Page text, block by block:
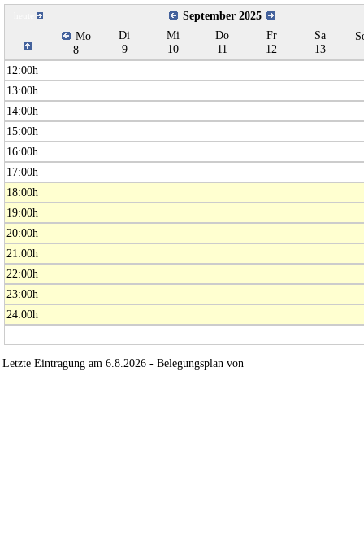
September 2025
Mo
8
Di
9
Mi
10
Do
11
Fr
12
Sa
13
12:00h
13:00h
14:00h
15:00h
16:00h
17:00h
18:00h
19:00h
20:00h
21:00h
22:00h
23:00h
24:00h
Letzte Eintragung am 6.8.2026 - Belegungsplan von